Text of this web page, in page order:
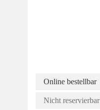
Online bestellbar
Nicht reservierbar